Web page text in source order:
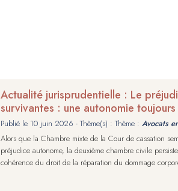
Actualité jurisprudentielle : Le
survivantes : une autonomie
Publié le 10 juin 2026 - Thème(s) : Thème : Avocats
Alors que la Chambre mixte de la Cour de cassation
préjudice autonome, la deuxième chambre civile
cohérence du droit de la réparation du dommage